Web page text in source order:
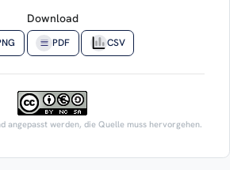
Download
PDF CSV
angepasst werden, die Quelle muss hervorgehen.